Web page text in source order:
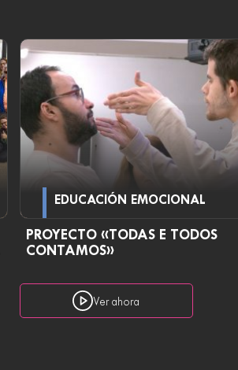
EDUCACIÓN EMOCIONAL
PROYECTO «TODAS E TODOS
CONTAMOS»
Ver ahora